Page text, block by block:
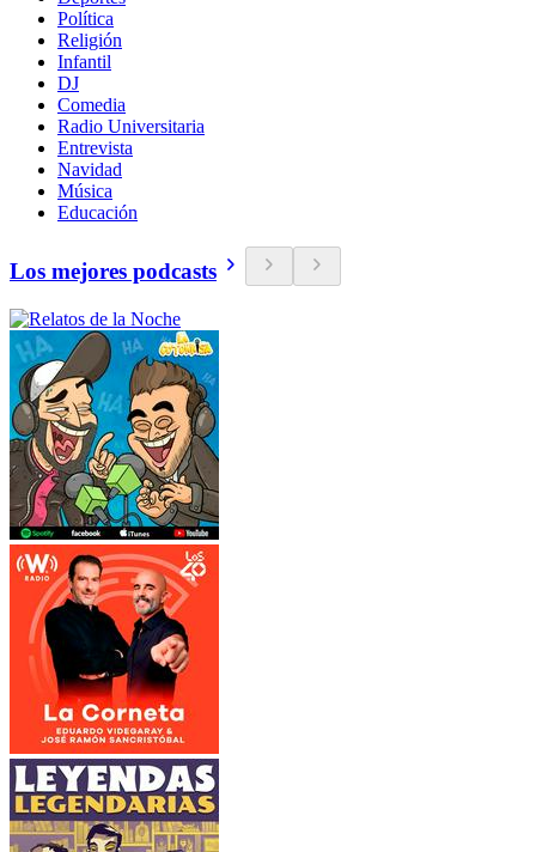
Política
Religión
Infantil
DJ
Comedia
Radio Universitaria
Entrevista
Navidad
Música
Educación
Los mejores podcasts